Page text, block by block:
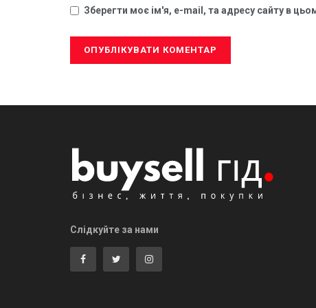
Зберегти моє ім'я, e-mail, та адресу сайту в
Слідкуйте за нами